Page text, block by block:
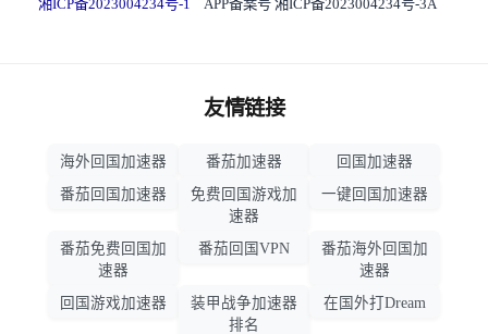
湘ICP备2023004234号-1 APP备案号 湘ICP备2023004234号-3A
友情链接
海外回国加速器 番茄加速器
回国加速器
番茄回国加速器
免费回国游戏加
速器
一键回国加速器
番茄免费回国加
速器
番茄回国VPN
番茄海外回国加
速器
回国游戏加速器
装甲战争加速器
排名
在国外打Dream